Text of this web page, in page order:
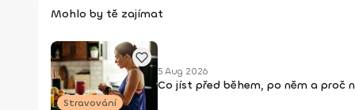
Mohlo by tě zajímat
Stravování
5 Aug 2026
Co jíst před během, po něm a proč